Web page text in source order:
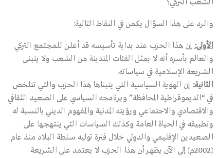
الشعب التركي؟
والرد على هذا السؤال يكمن في النقاط التالية:
الأولى:إن هذا الحزب عند بداية تأسيسه قد أعلن للمجتمع التركي
والعالم بأسره أنه لا يمثل الفئات المتدينة من الشعب ولا يتبنى
الشريعة الإسلامية في سياساته.
الثانية:إن الهوية السياسية التي يتبناها هذا الحزب والتي تتلخص
في “الديموقراطية المحافظة” وبرنامجه السياسي على الصعيد الثقافي
والاقتصادي والاجتماعي ورؤيته المدنية والمفهوم الديني بالنسبة له
وتطبيقه في الحياة العامة وكذلك السياسات التي ينتهجها على
الصعيدين الإقليمي والدولي خلال فترة توليه سلطة البلاد منذ عام
(2002م) إلى الآن يظهر أن هذا الحزب لا يعتمد على الشريعة